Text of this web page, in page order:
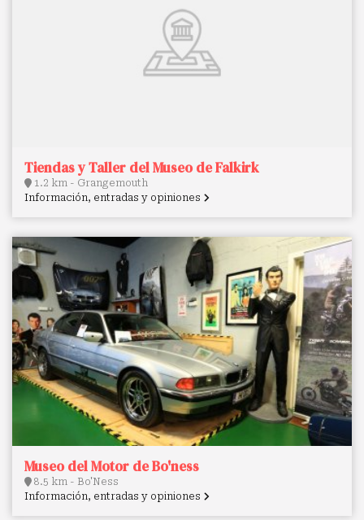
Tiendas y Taller del Museo de Falkirk
1.2 km - Grangemouth
Información, entradas y opiniones
Museo del Motor de Bo'ness
8.5 km - Bo'Ness
Información, entradas y opiniones